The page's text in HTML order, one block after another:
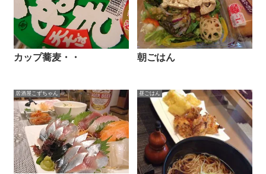
カップ蕎麦・・ 朝ごはん
居酒屋こずちゃん 昼ごはん